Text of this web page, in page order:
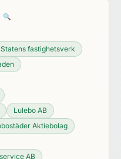
🔍
Statens fastighetsverk
Lulebo AB
Aktiebolag
AB